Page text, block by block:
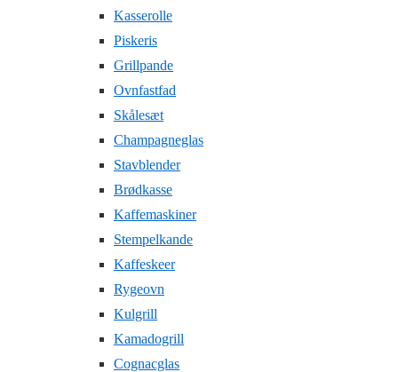
Kasserolle
Piskeris
Grillpande
Ovnfastfad
Skålesæt
Champagneglas
Stavblender
Brødkasse
Kaffemaskiner
Stempelkande
Kaffeskeer
Rygeovn
Kulgrill
Kamadogrill
Cognacglas